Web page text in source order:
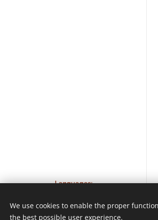
© 2022 Todos los derechos reservados
Languages
We use cookies to enable the proper
the best possible user experience.